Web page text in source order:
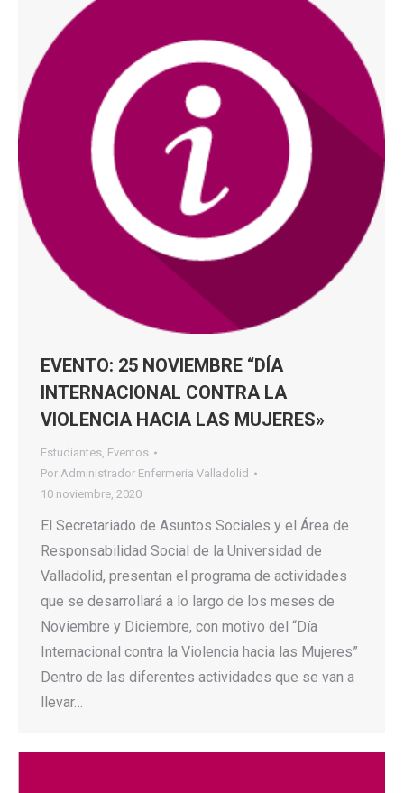
EVENTO: 25 NOVIEMBRE “DÍA
INTERNACIONAL CONTRA LA
VIOLENCIA HACIA LAS MUJERES»
Estudiantes, Eventos
Por Administrador Enfermeria Valladolid
10 noviembre, 2020
El Secretariado de Asuntos Sociales y el Área de
Responsabilidad Social de la Universidad de
Valladolid, presentan el programa de actividades
que se desarrollará a lo largo de los meses de
Noviembre y Diciembre, con motivo del “Día
Internacional contra la Violencia hacia las Mujeres”
Dentro de las diferentes actividades que se van a
llevar…